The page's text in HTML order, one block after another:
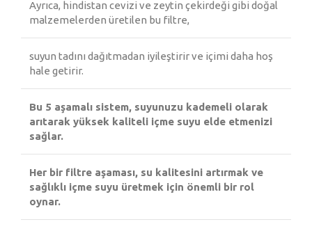
Ayrıca, hindistan cevizi ve zeytin çekirdeği gibi doğal
malzemelerden üretilen bu filtre,
suyun tadını dağıtmadan iyileştirir ve içimi daha hoş
hale getirir.
Bu 5 aşamalı sistem, suyunuzu kademeli olarak
arıtarak yüksek kaliteli içme suyu elde etmenizi
sağlar.
Her bir filtre aşaması, su kalitesini artırmak ve
sağlıklı içme suyu üretmek için önemli bir rol
oynar.